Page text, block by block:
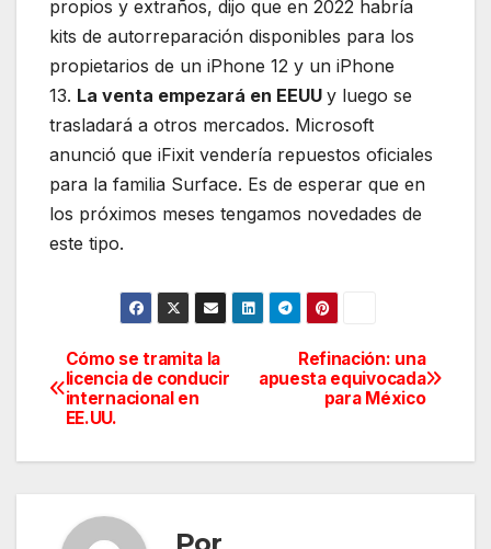
propios y extraños, dijo que en 2022 habría
kits de autorreparación disponibles para los
propietarios de un iPhone 12 y un iPhone
13. La venta empezará en EEUU y luego se
trasladará a otros mercados. Microsoft
anunció que iFixit vendería repuestos oficiales
para la familia Surface. Es de esperar que en
los próximos meses tengamos novedades de
este tipo.
Navegación
de
entradas
Refinación: una
apuesta equivocada
para México
Cómo se tramita la
licencia de conducir
internacional en
EE.UU.
Por